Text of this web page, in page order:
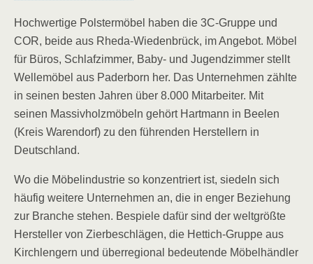
Hochwertige Polstermöbel haben die 3C-Gruppe und
COR, beide aus Rheda-Wiedenbrück, im Angebot. Möbel
für Büros, Schlafzimmer, Baby- und Jugendzimmer stellt
Wellemöbel aus Paderborn her. Das Unternehmen zählte
in seinen besten Jahren über 8.000 Mitarbeiter. Mit
seinen Massivholzmöbeln gehört Hartmann in Beelen
(Kreis Warendorf) zu den führenden Herstellern in
Deutschland.
Wo die Möbelindustrie so konzentriert ist, siedeln sich
häufig weitere Unternehmen an, die in enger Beziehung
zur Branche stehen. Bespiele dafür sind der weltgrößte
Hersteller von Zierbeschlägen, die Hettich-Gruppe aus
Kirchlengern und überregional bedeutende Möbelhändler